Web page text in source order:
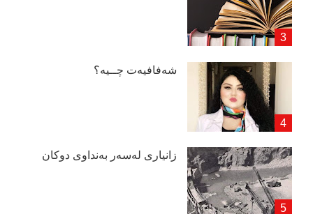
شەفافیەت چــیە؟
زانیاری لەسەر بەنداوی دوكان